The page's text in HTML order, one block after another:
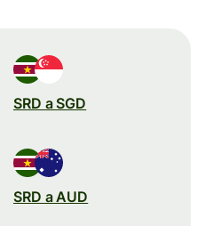
SRD a SGD
SRD a AUD